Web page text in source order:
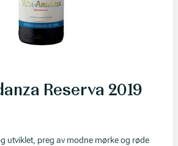
Reserva 2019
utviklet, preg av modne mørke og røde